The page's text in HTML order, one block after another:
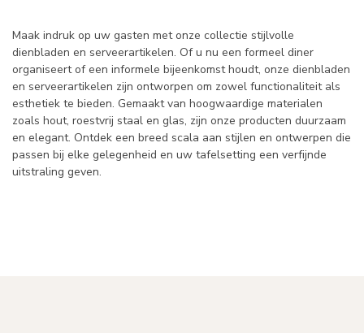
Maak indruk op uw gasten met onze collectie stijlvolle
dienbladen en serveerartikelen. Of u nu een formeel diner
organiseert of een informele bijeenkomst houdt, onze dienbladen
en serveerartikelen zijn ontworpen om zowel functionaliteit als
esthetiek te bieden. Gemaakt van hoogwaardige materialen
zoals hout, roestvrij staal en glas, zijn onze producten duurzaam
en elegant. Ontdek een breed scala aan stijlen en ontwerpen die
passen bij elke gelegenheid en uw tafelsetting een verfijnde
uitstraling geven.